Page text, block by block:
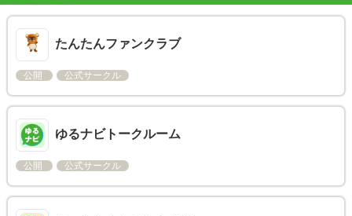
たんたんファンクラブ
公開 公式サークル
ゆるナビトークルーム
公開 公式サークル